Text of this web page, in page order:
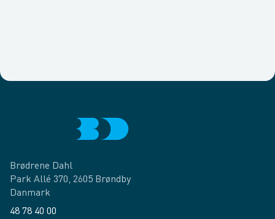
Brødrene Dahl
Park Allé 370, 2605 Brøndby
Danmark
48 78 40 00